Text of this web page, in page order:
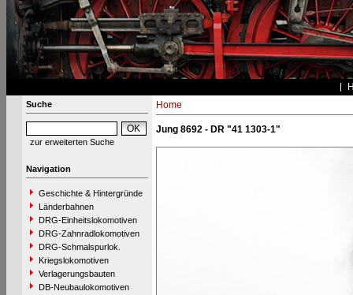
Suche
zur erweiterten Suche
Navigation
Geschichte & Hintergründe
Länderbahnen
DRG-Einheitslokomotiven
DRG-Zahnradlokomotiven
DRG-Schmalspurlok.
Kriegslokomotiven
Verlagerungsbauten
DB-Neubaulokomotiven
Home
Jung 8692 - DR "41 1303-1"